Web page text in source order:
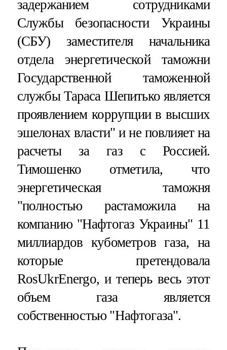
задержанием сотрудниками
Службы безопасности Украины
(СБУ) заместителя начальника
отдела энергетической таможни
Государственной таможенной
службы Тараса Шепитько является
проявлением коррупции в высших
эшелонах власти" и не повлияет на
расчеты за газ с Россией.
Тимошенко отметила, что
энергетическая таможня
"полностью растаможила на
компанию "Нафтогаз Украины" 11
миллиардов кубометров газа, на
которые претендовала
RosUkrEnergo, и теперь весь этот
объем газа является
собственностью "Нафтогаза".